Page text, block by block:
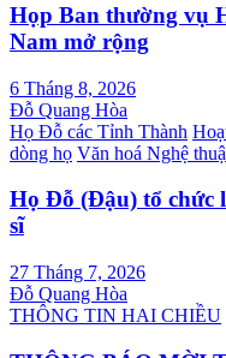
Họp Ban thường vụ
Nam mở rộng
6 Tháng 8, 2026
Đỗ Quang Hòa
Họ Đỗ các Tỉnh Thành
dòng họ Văn hoá Nghệ
Họ Đỗ (Đậu) tổ chức
sĩ
27 Tháng 7, 2026
Đỗ Quang Hòa
THÔNG TIN HAI CHIỀU